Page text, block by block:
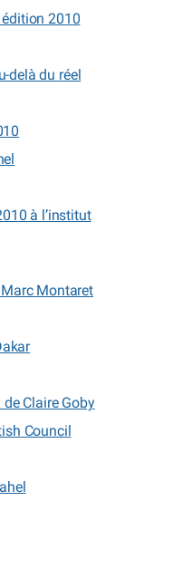
édition 2010
delà du réel
à l’institut
Montaret
Claire Goby
Council